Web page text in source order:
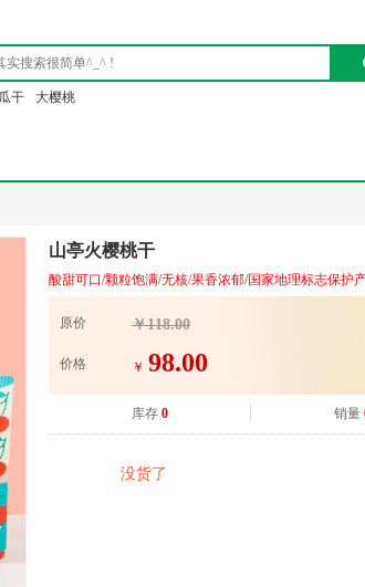
干 大樱桃
山亭火樱桃干
酸甜可口/颗粒饱满/无核/果香浓郁/国家地理标志保护
原价 ￥118.00
价格 ￥ 98.00
库存 0 销量
没货了